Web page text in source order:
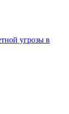
угрозы в